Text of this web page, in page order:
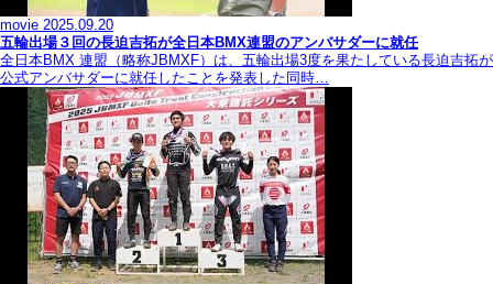
movie 2025.09.20
五輪出場３回の長迫吉拓が全日本BMX連盟のアンバサダーに就任
全日本BMX 連盟（略称JBMXF）は、五輪出場3度を果たしている長迫吉拓が
公式アンバサダーに就任したことを発表した同時…